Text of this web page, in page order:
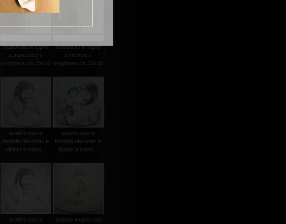
mattonella in legno
s.francesco e
preghiera cm.15x10
mattonella in legno
s.michele e
preghiera cm.15x10
quadro sacra
famiglia decorato e
dipinto a mano...
quadro sacra
famiglia decorato e
dipinto a mano...
quadro sacra
quadro angelo con